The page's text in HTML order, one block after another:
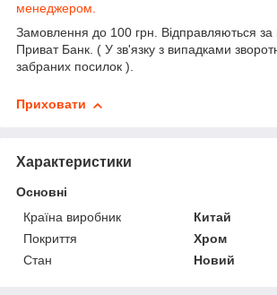
менеджером.
Замовлення до 100 грн. Відправляються
Приват Банк. ( У зв'язку з випадками
забраних посилок ).
Приховати
Характеристики
Основні
Країна виробник
Китай
Покриття
Хром
Стан
Новий